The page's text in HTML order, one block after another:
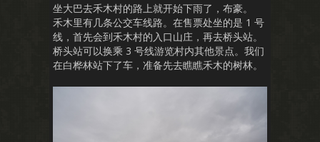
坐大巴去禾木村的路上就开始下雨了，布豪。
禾木里有几条公交车线路。在售票处坐的是 1 号
线，首先会到禾木村的入口山庄，再去桥头站。
桥头站可以换乘 3 号线游览村内其他景点。我们
在白桦林站下了车，准备先去瞧瞧禾木的树林。